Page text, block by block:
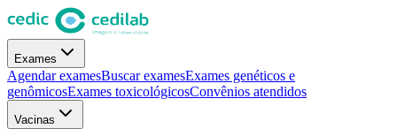
Exames
Agendar examesBuscar examesExames genéticos e
genômicosExames toxicológicosConvênios atendidos
Vacinas